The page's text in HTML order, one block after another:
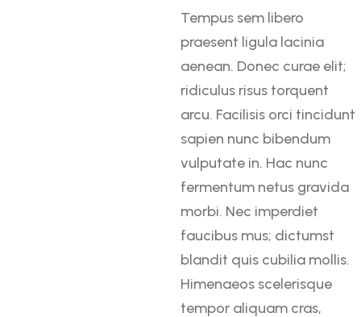
Tempus sem libero
praesent ligula lacinia
aenean. Donec curae elit;
ridiculus risus torquent
arcu. Facilisis orci tincidunt
sapien nunc bibendum
vulputate in. Hac nunc
fermentum netus gravida
morbi. Nec imperdiet
faucibus mus; dictumst
blandit quis cubilia mollis.
Himenaeos scelerisque
tempor aliquam cras,